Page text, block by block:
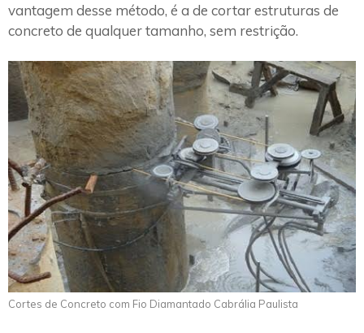
vantagem desse método, é a de cortar estruturas de
concreto de qualquer tamanho, sem restrição.
Cortes de Concreto com Fio Diamantado Cabrália Paulista